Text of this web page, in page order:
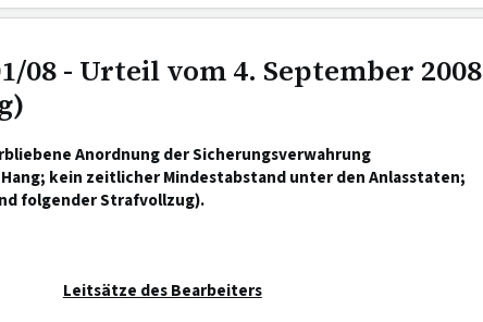
08 - Urteil vom 4. September 2008
Anordnung der Sicherungsverwahrung
kein zeitlicher Mindestabstand unter den Anlasstaten;
folgender Strafvollzug).
Leitsätze des Bearbeiters